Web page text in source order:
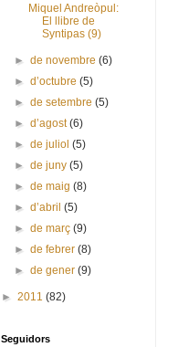
Miquel Andreòpul:
El llibre de
Syntipas (9)
►de novembre(6)
►d’octubre(5)
►de setembre(5)
►d’agost(6)
►de juliol(5)
►de juny(5)
►de maig(8)
►d’abril(5)
►de març(9)
►de febrer(8)
►de gener(9)
► 2011 (82)
Seguidors